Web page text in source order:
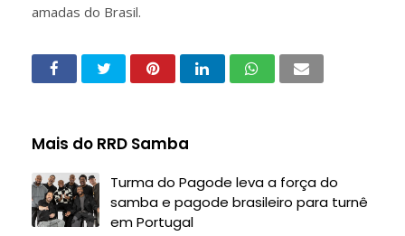
amadas do Brasil.
Mais do RRD Samba
Turma do Pagode leva a força do
samba e pagode brasileiro para turnê
em Portugal